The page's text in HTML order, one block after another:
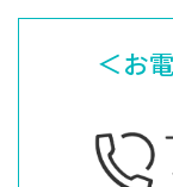
＜お